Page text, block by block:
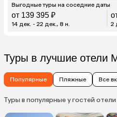
Выгодные туры на соседние даты
от 139 395 ₽
14 дек. - 22 дек., 8 н. 2
Туры в лучшие отели
Популярные Пляжные Все
Туры в популярные у гостей отели